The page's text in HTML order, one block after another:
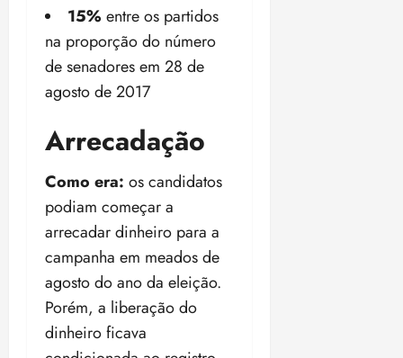
15% entre os partidos
na proporção do número
de senadores em 28 de
agosto de 2017
Arrecadação
Como era: os candidatos
podiam começar a
arrecadar dinheiro para a
campanha em meados de
agosto do ano da eleição.
Porém, a liberação do
dinheiro ficava